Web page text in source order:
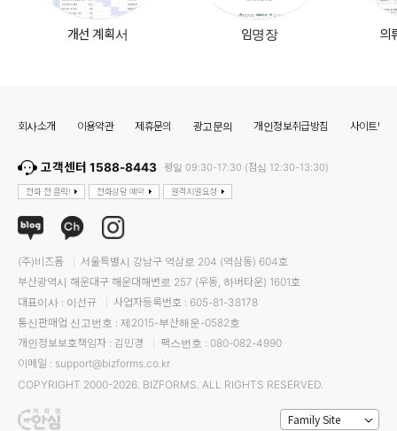
개선 계획서 임명장 의
회사소개 이용약관 제휴문의 광고문의 개인정보취급방침 사이트맵
고객센터 1588-8443 평일 09:30-17:30 (점심 12:30-13:30)
전화 전 클릭! 전화상담 예약 원격지원요청
(주)비즈폼
서울특별시 강남구 역삼로 204 (역삼동) 604호
부산광역시 해운대구 해운대해변로 257 (우동, 하버타운) 1601호
대표이사 : 이선규
사업자등록번호 : 605-81-38178
통신판매업 신고번호 : 제2015-부산해운-0582호
개인정보보호책임자 : 김민경
팩스번호 : 080-082-4990
이메일 : support@bizforms.co.kr
COPYRIGHT 2000-2026. BIZFORMS. ALL RIGHTS RESERVED.
Family Site